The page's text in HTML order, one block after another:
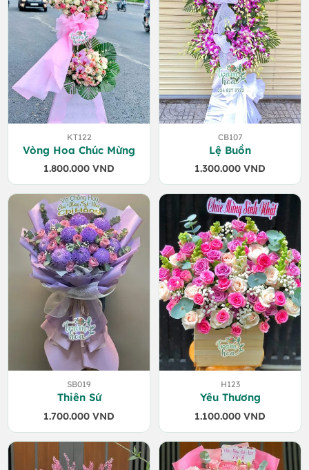
KT122
Vòng Hoa Chúc Mừng
1.800.000 VND
CB107
Lệ Buồn
1.300.000 VND
SB019
Thiên Sứ
1.700.000 VND
H123
Yêu Thương
1.100.000 VND